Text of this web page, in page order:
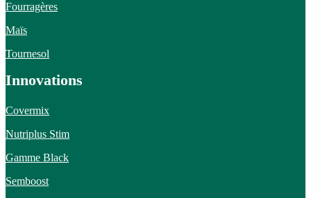
Fourragères
Maïs
Tournesol
Innovations
Covermix
Nutriplus Stim
Gamme Black
Semboost